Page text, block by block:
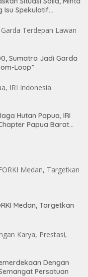
Isu Spekulatif
Sumatra Jadi Garda
Loop”
Hutan Papua, IRI
Papua Barat
Medan, Targetkan
Dengan
Persatuan